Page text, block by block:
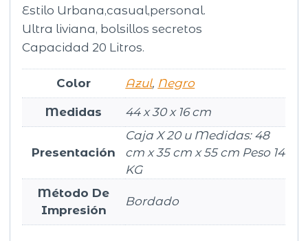
Estilo Urbana,casual,personal.
Ultra liviana, bolsillos secretos
Capacidad 20 Litros.
Color Azul, Negro
Medidas 44 x 30 x 16 cm
Presentación
Caja X 20 u Medidas: 48
cm x 35 cm x 55 cm Peso 14
KG
Método De
Impresión
Bordado